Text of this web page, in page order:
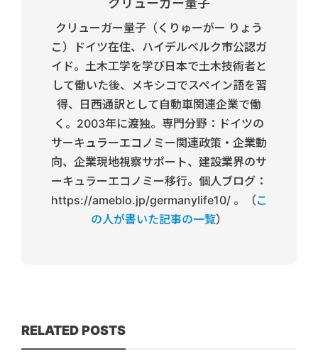
クリューガー量子（くりゅーがー りょう
こ）ドイツ在住、ハイデルベルク市公認ガ
イド。土木工学を学び日本で土木技術者と
して働いた後、メキシコでスペイン語を習
得、日西通訳として自動車関連企業で働
く。2003年に渡独。専門分野：ドイツの
サーキュラーエコノミー関連政策・企業動
向、企業現地視察サポート、建設業界のサ
ーキュラーエコノミー移行。個人ブログ：
https://ameblo.jp/germanylife10/ 。（こ
の人が書いた記事の一覧）
RELATED POSTS